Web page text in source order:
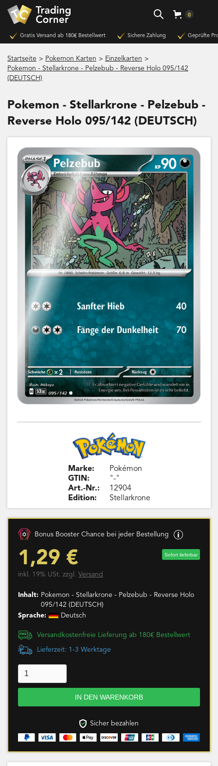
0
Gratis Versand ab 180€ Bestellwert Sichere Zahlung Geprüfte
Startseite > Pokemon Karten > Einzelkarten >
Pokemon - Stellarkrone - Pelzebub - Reverse Holo 095/142
(DEUTSCH)
Pokemon - Stellarkrone - Pelzebub -
Reverse Holo 095/142 (DEUTSCH)
Marke:
GTIN:
Art.-Nr.:
Edition:
Pokémon
"-"
12904
Stellarkrone
Bonus Booster Chance bei jeder Bestellung
1,29 € Sofort lieferbar
inkl. 19% USt. zzgl. Versand
Inhalt: Pokemon - Stellarkrone - Pelzebub - Reverse Holo
095/142 (DEUTSCH)
Sprache:
Deutsch
Versandkostenfreie Lieferung ab 180€ Bestellwert
Lieferzeit: 1-3 Werktage
Sicher bezahlen